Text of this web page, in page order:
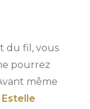
du fil, vous
pourrez
même
Estelle